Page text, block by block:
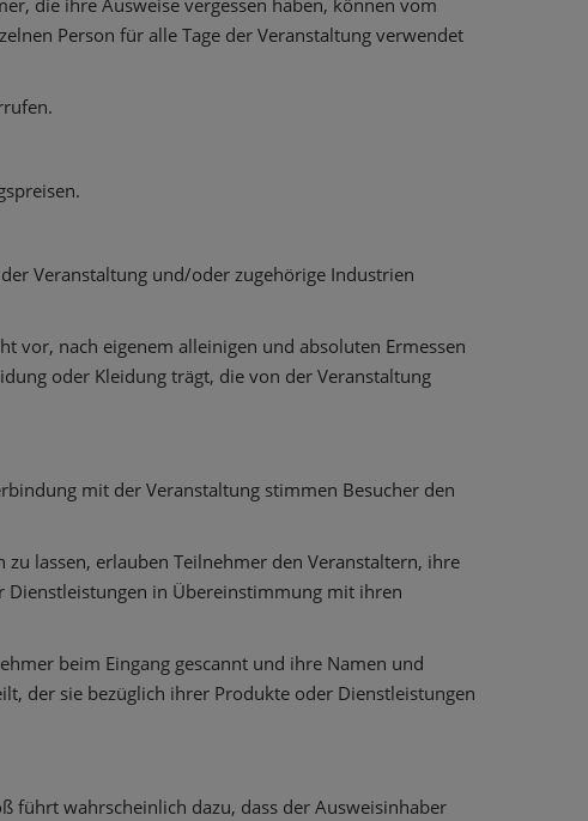
die ihre Ausweise vergessen haben, können vom
Person für alle Tage der Veranstaltung verwendet
Veranstaltung und/oder zugehörige Industrien
vor, nach eigenem alleinigen und absoluten Ermessen
oder Kleidung trägt, die von der Veranstaltung
mit der Veranstaltung stimmen Besucher den
lassen, erlauben Teilnehmer den Veranstaltern, ihre
Dienstleistungen in Übereinstimmung mit ihren
beim Eingang gescannt und ihre Namen und
der sie bezüglich ihrer Produkte oder Dienstleistungen
führt wahrscheinlich dazu, dass der Ausweisinhaber